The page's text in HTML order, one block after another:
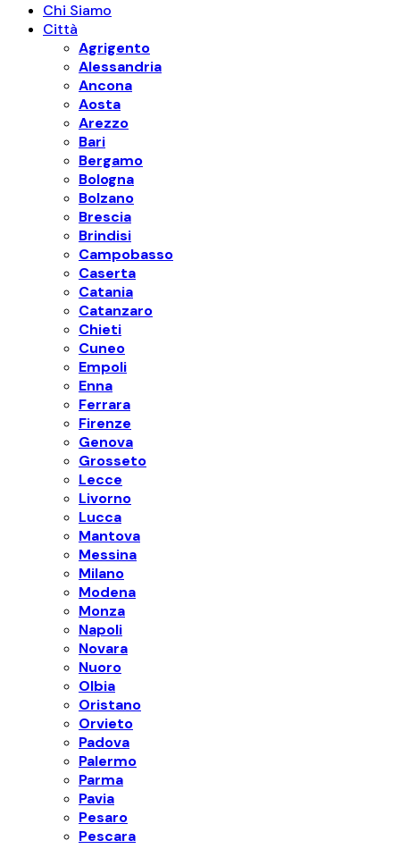
Chi Siamo
Città
Agrigento
Alessandria
Ancona
Aosta
Arezzo
Bari
Bergamo
Bologna
Bolzano
Brescia
Brindisi
Campobasso
Caserta
Catania
Catanzaro
Chieti
Cuneo
Empoli
Enna
Ferrara
Firenze
Genova
Grosseto
Lecce
Livorno
Lucca
Mantova
Messina
Milano
Modena
Monza
Napoli
Novara
Nuoro
Olbia
Oristano
Orvieto
Padova
Palermo
Parma
Pavia
Pesaro
Pescara